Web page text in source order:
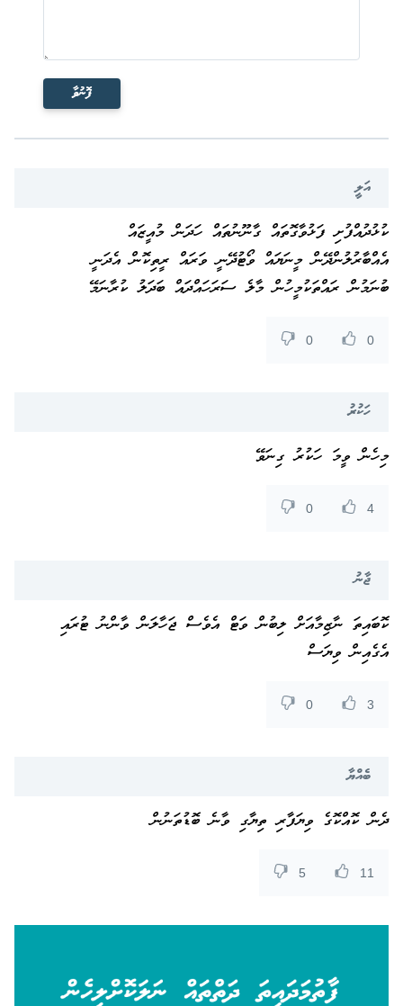
ފޮނުވާ
އަލީ
ކުޅުދުއްފުށި ފަޅުވާގޮތައް ގާނޫނުތައް ހަދަން މުއީޒައް
އެއްބާރުލުންދޭން މީނަޔައް ވޯޓުދޭނީ ވަރައް ރީތިކޮން އެދަނީ
ބުނަމުން ރައްތަކުމީހުން މާލެ ސަރަހައްދައް ބަދަލު ކުރާނަމޭ
0
0
ހަކުރު
މިހެން ވީމަ ހަކުރު ގިނަވޭ
4
0
ޖާނު
ކޮބައިތަ ނާޒިމާއަށް ލިބުން ވަޓް އެވެސް ޖަހާލަން ވާންނު ޓުރައި
އެގެއިން ވިޔަސް
3
0
ބެއްޔާ
ދެން ކޮއްކޮގެ ވިޔަފާރި ތިޔާގި ވާނެ ބޮޑުތަނުން
11
5